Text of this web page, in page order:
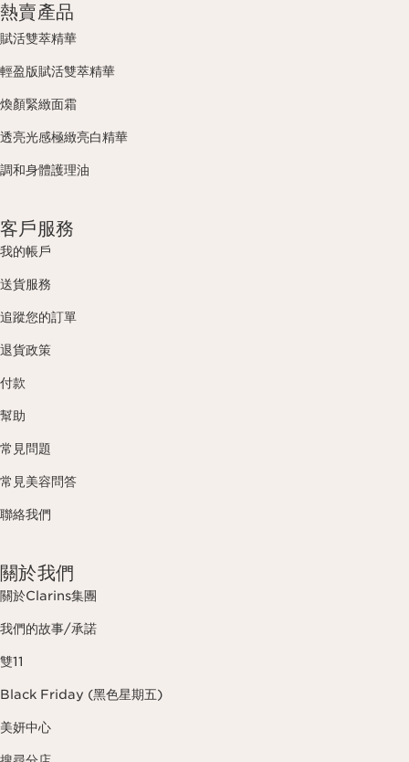
熱賣產品
賦活雙萃精華
輕盈版賦活雙萃精華
煥顏緊緻面霜
透亮光感極緻亮白精華
調和身體護理油
客戶服務
我的帳戶
送貨服務
追蹤您的訂單
退貨政策
付款
幫助
常見問題
常見美容問答
聯絡我們
關於我們
關於Clarins集團
我們的故事/承諾
雙11
Black Friday (黑色星期五)
美妍中心